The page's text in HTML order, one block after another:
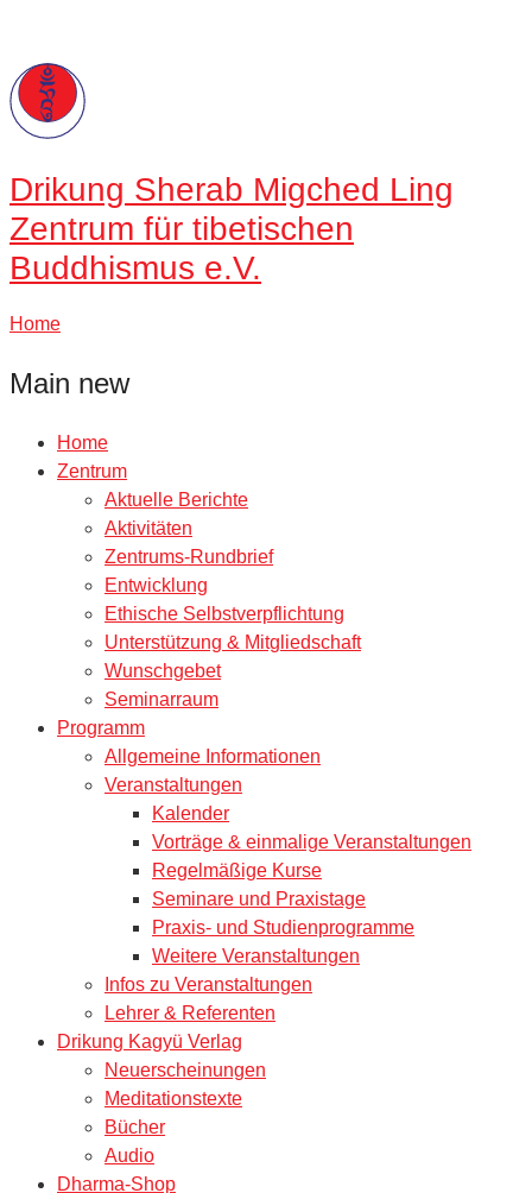
Drikung Sherab Migched Ling
Zentrum für tibetischen
Buddhismus e.V.
Home
Main new
Home
Zentrum
Aktuelle Berichte
Aktivitäten
Zentrums-Rundbrief
Entwicklung
Ethische Selbstverpflichtung
Unterstützung & Mitgliedschaft
Wunschgebet
Seminarraum
Programm
Allgemeine Informationen
Veranstaltungen
Kalender
Vorträge & einmalige Veranstaltungen
Regelmäßige Kurse
Seminare und Praxistage
Praxis- und Studienprogramme
Weitere Veranstaltungen
Infos zu Veranstaltungen
Lehrer & Referenten
Drikung Kagyü Verlag
Neuerscheinungen
Meditationstexte
Bücher
Audio
Dharma-Shop